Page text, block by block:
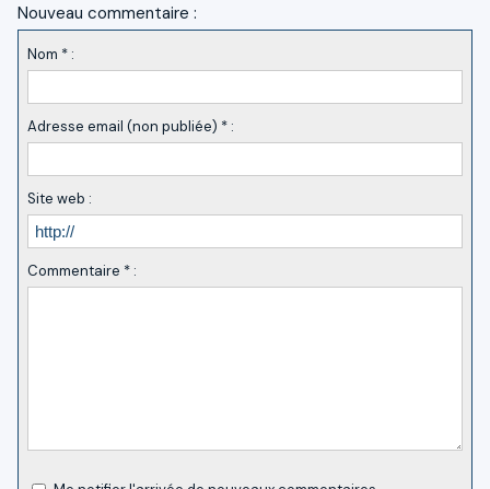
Nouveau commentaire :
Nom * :
Adresse email (non publiée) * :
Site web :
Commentaire * :